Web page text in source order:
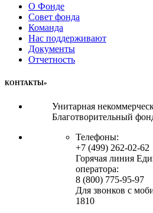
О Фонде
Совет фонда
Команда
Нас поддерживают
Документы
Отчетность
КОНТАКТЫ»
Унитарная
Благотворительный
Телефоны:
+7 (499) 262-02-62
Горячая линия
оператора:
8 (800) 775-95-97
Для звонков с
1810